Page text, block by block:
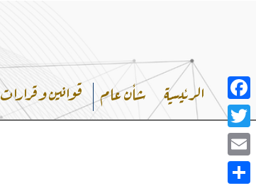
الرئيسية
شأن عام قوانين وقرارات
Facebook
Twitter
Email